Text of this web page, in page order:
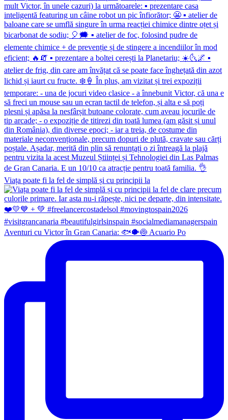
Viața poate fi la fel de simplă și cu principii la
Aventuri cu Victor în Gran Canaria: 🐟🐡🍥 Acuario Po